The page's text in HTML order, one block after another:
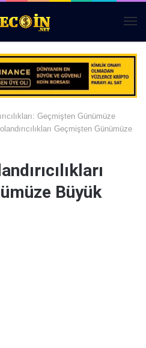
Geçmişten Günümüze
Geçmişten Günümüze
Büyük